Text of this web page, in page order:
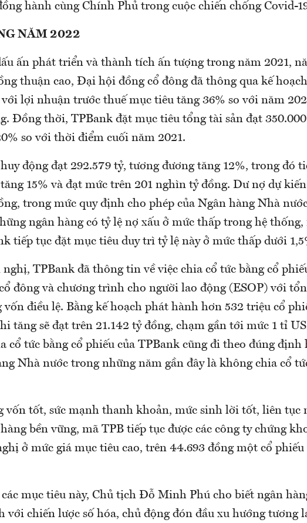
hành cùng Chính Phủ trong cuộc chiến chống Covid-
NĂM 2022
ấn phát triển và thành tích ấn tượng trong năm 2021,
thuận cao, Đại hội đồng cổ đông đã thông qua kế
lợi nhuận trước thuế mục tiêu tăng 36% so với năm
Đồng thời, TPBank đặt mục tiêu tổng tài sản đạt
so với thời điểm cuối năm 2021.
động đạt 292.579 tỷ, tương đương tăng 12%, trong đó
15% và đạt mức trên 201 nghìn tỷ đồng. Dư nợ dự
trong mức quy định cho phép của Ngân hàng Nhà
ngân hàng có tỷ lệ nợ xấu ở mức thấp trong hệ thống,
tiếp tục đặt mục tiêu duy trì tỷ lệ này ở mức thấp dưới
TPBank đã thông tin về việc chia cổ tức bằng cổ
đông và chương trình cho người lao động (ESOP) với
vốn điều lệ. Bằng kế hoạch phát hành hơn 532 triệu cổ
tăng sẽ đạt trên 21.142 tỷ đồng, chạm gần tới mức 1 tỉ
cổ tức bằng cổ phiếu của TPBank cũng đi theo đúng định
Nhà nước trong những năm gần đây là không chia cổ
vốn tốt, sức mạnh thanh khoản, mức sinh lời tốt, liên tục
bền vững, mã TPB tiếp tục được các công ty chứng
ở mức giá mục tiêu cao, trên 44.693 đồng một cổ
mục tiêu này, Chủ tịch Đỗ Minh Phú cho biết ngân
với chiến lược số hóa, chủ động đón đầu xu hướng tương